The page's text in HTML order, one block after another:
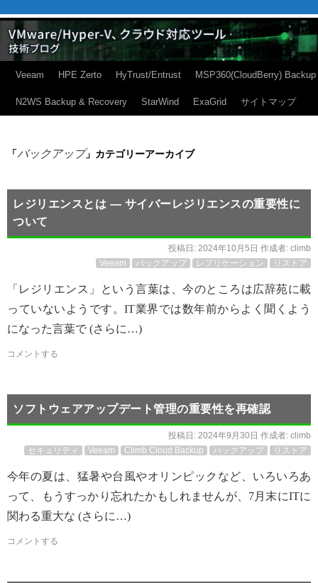
Veeam HPE Zerto HyTrust/Entrust MSP360(CloudBerry) Backup
N2WS Backup & Recovery StarWind ExaGrid サイトマップ
「バックアップ」カテゴリーアーカイブ
レジリエンスとは ― サイバーレジリエンスの重要性に
ついて
投稿日: 2024年10月5日 作成者: climb
Veeam
バックアップ レプリケーション リストア
「レジリエンス」という言葉は、今のところは広辞苑に載
っていないようです。IT業界では数年前からよく聞くよう
になった言葉で (さらに…)
コメントする
ソフトウェアアップデート管理の重要性を再確認
投稿日: 2024年9月30日 作成者: climb
セキュリティ
Veeam Climb Cloud Backup バックアップ リストア
今年の夏は、猛暑や台風やオリンピックなど、いろいろあ
って、もうすっかり忘れたかもしれませんが、7月末にITに
関わる重大な (さらに…)
コメントする